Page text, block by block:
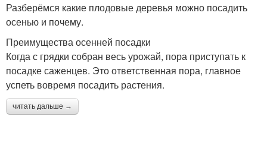
Разберёмся какие плодовые деревья можно посадить
осенью и почему.
Преимущества осенней посадки
Когда с грядки собран весь урожай, пора приступать к
посадке саженцев. Это ответственная пора, главное
успеть вовремя посадить растения.
читать дальше →